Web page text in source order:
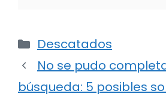
Categorías
Descatados
No se pudo
búsqueda: 5 posibles